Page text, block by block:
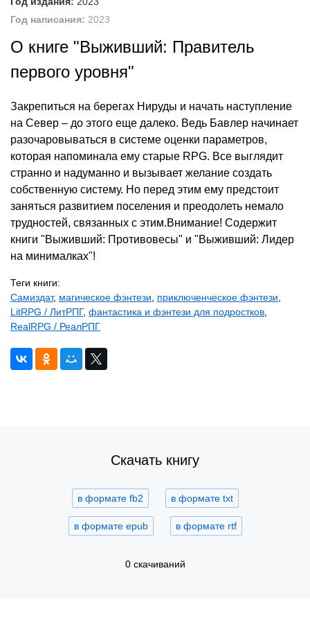
Год написания: 2023
О книге "Выживший: Правитель
первого уровня"
Закрепиться на берегах Нируды и начать наступление
на Север – до этого еще далеко. Ведь Бавлер начинает
разочаровываться в системе оценки параметров,
которая напоминала ему старые RPG. Все выглядит
странно и надуманно и вызывает желание создать
собственную систему. Но перед этим ему предстоит
заняться развитием поселения и преодолеть немало
трудностей, связанных с этим.Внимание! Содержит
книги "Выживший: Противовесы" и "Выживший: Лидер
на минималках"!
Теги книги:
Самиздат, магическое фэнтези приключенческое фэнтези
LitRPG / ЛитРПГ, фантастика и фэнтези для подростков
RealRPG / РеалРПГ
Скачать книгу
в формате fb2 в формате txt
в формате epub в формате rtf
0 скачиваний